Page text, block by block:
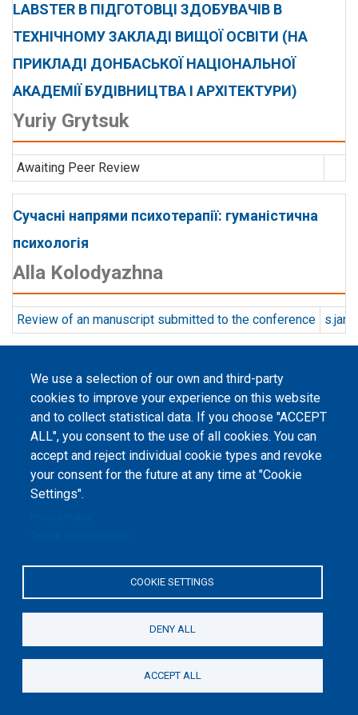
LABSTER В ПІДГОТОВЦІ ЗДОБУВАЧІВ В
ТЕХНІЧНОМУ ЗАКЛАДІ ВИЩОЇ ОСВІТИ (НА
ПРИКЛАДІ ДОНБАСЬКОЇ НАЦІОНАЛЬНОЇ
АКАДЕМІЇ БУДІВНИЦТВА І АРХІТЕКТУРИ)
Yuriy Grytsuk
Awaiting Peer Review
Сучасні напрями психотерапії: гуманістична
психологія
Alla Kolodyazhna
Review of an manuscript submitted to the conference
індивідуальна психологія А. Адлера
Alla Kolodyazhna
Review of an manuscript submitted to the conference
Анжела Гриліцька
Review of an manuscript submitted to the conference
Review of an manuscript submitted to the conference
We use a selection of our own and third-party
cookies to improve your experience on this website
and to collect statistical data. If you choose "ACCEPT
ALL", you consent to the use of all cookies. You can
accept and reject individual cookie types and revoke
your consent for the future at any time at "Cookie
Settings".
COOKIE SETTINGS
DENY ALL
ACCEPT ALL